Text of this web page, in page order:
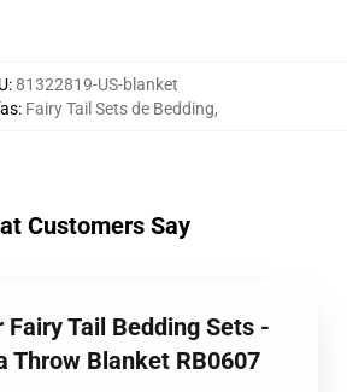
:81322819-US-blanket
: Fairy Tail Sets de Bedding,
Customers Say
Tail Bedding Sets -
Throw Blanket RB0607